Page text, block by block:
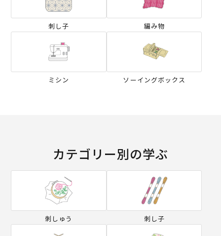
刺し子 編み物
ミシン ソーイングボックス
カテゴリー別の学ぶ
刺しゅう 刺し子